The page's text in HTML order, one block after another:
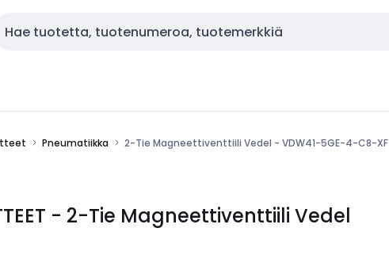
Haku
Pneumatiikka 2-Tie Magneettiventtiili Vedel - VDW41-5GE-4-C8-XF
- 2-Tie Magneettiventtiili Vedel